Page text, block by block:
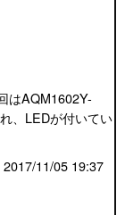
はAQM1602Y-
、LEDが付いてい
2017/11/05 19:37